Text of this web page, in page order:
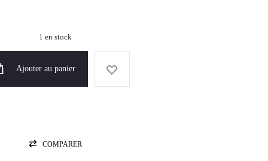
1 en stock
Ajouter au panier
COMPARER